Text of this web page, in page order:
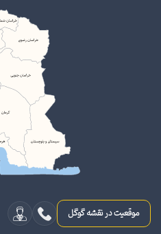
موقعیت در نقشه گوگل